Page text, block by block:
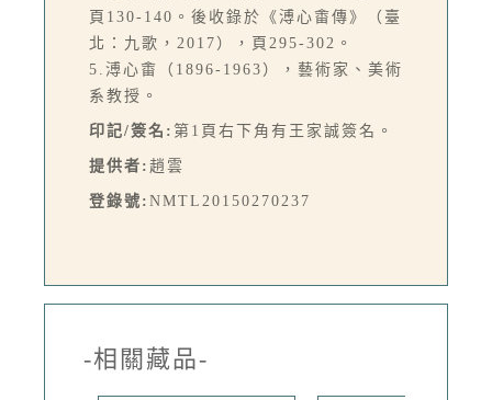
頁130-140。後收錄於《溥心畬傳》（臺
北：九歌，2017），頁295-302。
5.溥心畬（1896-1963），藝術家、美術
系教授。
印記/簽名: 第1頁右下角有王家誠簽名。
提供者: 趙雲
登錄號: NMTL20150270237
-相關藏品-